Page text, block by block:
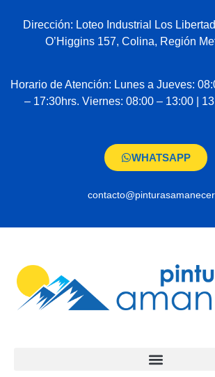
Dirección: Loteo Industrial Los
O’Higgins 157, Colina, Región
Horario de Atención: Lunes a Jueves:
– 17:30hrs. Viernes: 08:00 – 13:00 |
WHATSAPP